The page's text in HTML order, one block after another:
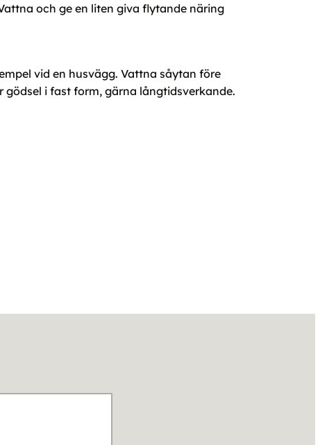
och ge en liten giva flytande näring
vid en husvägg. Vattna såytan före
i fast form, gärna långtidsverkande.